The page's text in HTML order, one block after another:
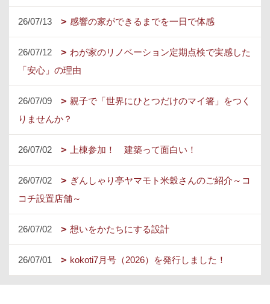
26/07/13 感響の家ができるまでを一日で体感
26/07/12
わが家のリノベーション定期点検で実感した
「安心」の理由
26/07/09
親子で「世界にひとつだけのマイ箸」をつく
りませんか？
26/07/02 上棟参加！ 建築って面白い！
26/07/02
ぎんしゃり亭ヤマモト米穀さんのご紹介～コ
コチ設置店舗～
26/07/02 想いをかたちにする設計
26/07/01 kokoti7月号（2026）を発行しました！